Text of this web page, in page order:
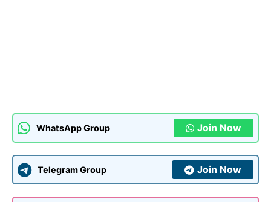
WhatsApp Group Join Now
Telegram Group Join Now